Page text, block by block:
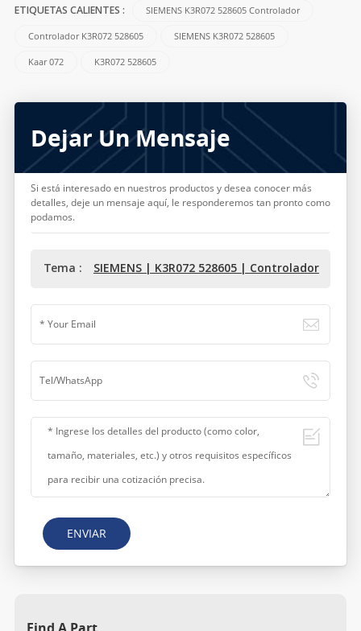
ETIQUETAS CALIENTES : SIEMENS K3R072 528605 Controlador
Controlador K3R072 528605 SIEMENS K3R072 528605
Kaar 072 K3R072 528605
Dejar Un Mensaje
Si está interesado en nuestros productos y desea conocer más
detalles, deje un mensaje aquí, le responderemos tan pronto como
podamos.
Tema : SIEMENS | K3R072 528605 | Controlador
ENVIAR
Find A Part